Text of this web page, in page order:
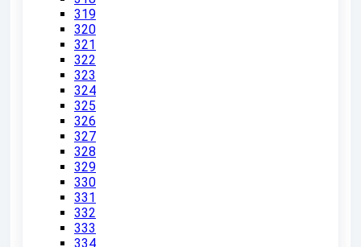
319
320
321
322
323
324
325
326
327
328
329
330
331
332
333
334